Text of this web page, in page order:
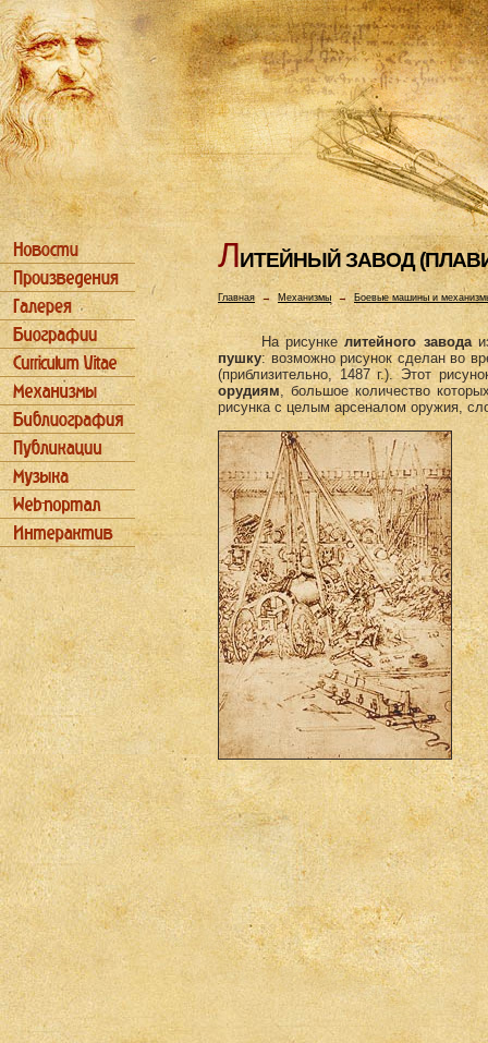
ЛИТЕЙHЫЙ ЗАВОД
Главная→ Механизмы →Боевые машины и
На рисункелитейного завода
пушку: возможно рисунок сделан во
(приблизительно, 1487 г.). Этот
орудиям, большое количество
рисунка с целым арсеналом оружия,